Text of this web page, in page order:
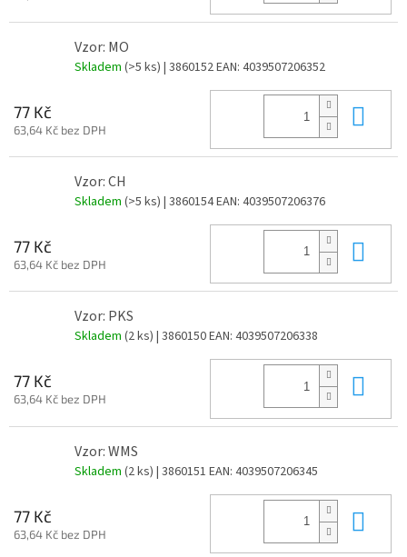
Vzor: MO
Skladem (>5 ks) | 3860152EAN: 4039507206352
77 Kč
63,64 Kč bez DPH
Vzor: CH
Skladem (>5 ks) | 3860154EAN: 4039507206376
77 Kč
63,64 Kč bez DPH
Vzor: PKS
Skladem (2 ks) | 3860150EAN: 4039507206338
77 Kč
63,64 Kč bez DPH
Vzor: WMS
Skladem (2 ks) | 3860151 EAN: 4039507206345
77 Kč
63,64 Kč bez DPH